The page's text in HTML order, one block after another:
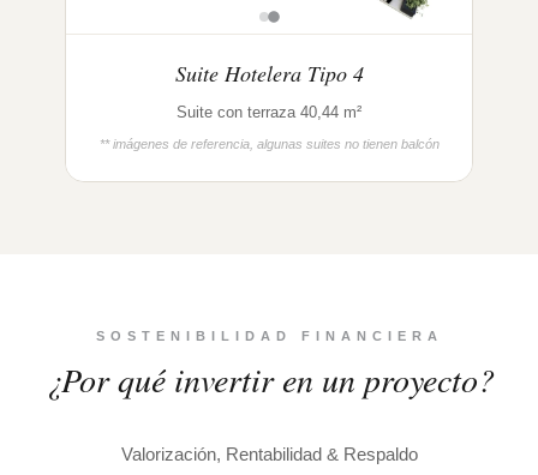
Suite Hotelera Tipo 4
Suite con terraza 40,44 m²
** imágenes de referencia, algunas suites no tienen balcón
SOSTENIBILIDAD FINANCIERA
¿Por qué invertir en un proyecto?
Valorización, Rentabilidad & Respaldo